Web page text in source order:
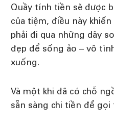
Quầy tính tiền sẽ được
của tiệm, điều này
phải đi qua những dãy
đẹp để sống ảo – vô
xuống.
Và một khi đã có chỗ
sẵn sàng chi tiền để gọi